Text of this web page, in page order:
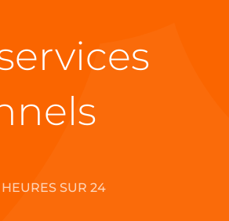
SUR 24